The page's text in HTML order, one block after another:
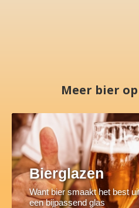
Meer bier
Bierglazen
Want bier smaakt het best
een bijpassend glas